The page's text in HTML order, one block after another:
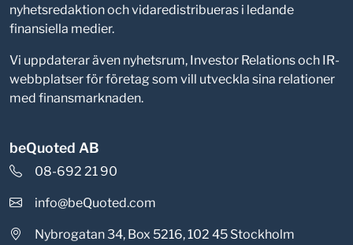
nyhetsredaktion och vidaredistribueras i ledande
finansiella medier.
Vi uppdaterar även nyhetsrum, Investor Relations och IR-
webbplatser för företag som vill utveckla sina relationer
med finansmarknaden.
beQuoted AB
08-692 21 90
info@beQuoted.com
Nybrogatan 34, Box 5216, 102 45 Stockholm